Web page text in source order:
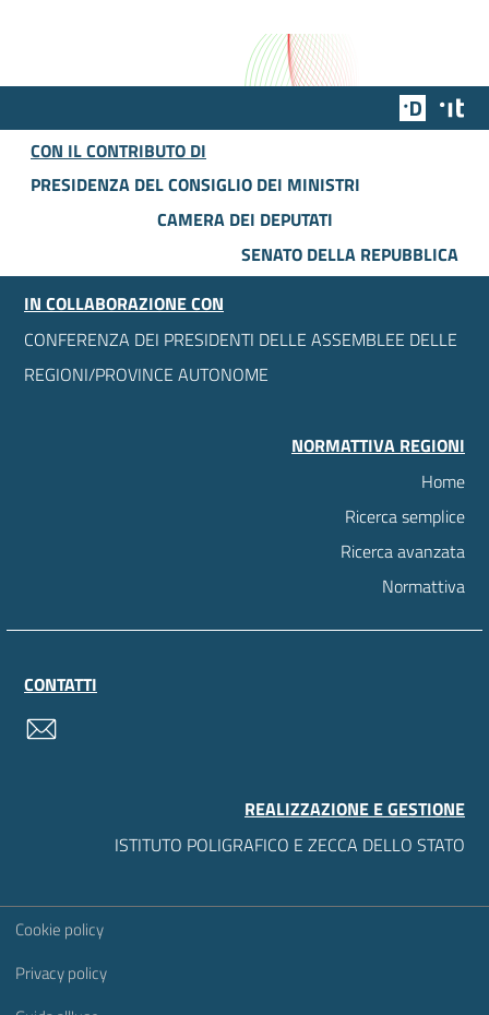
Team
CON IL CONTRIBUTO DI
PRESIDENZA DEL CONSIGLIO DEI MINISTRI
CAMERA DEI DEPUTATI
SENATO DELLA REPUBBLICA
IN COLLABORAZIONE CON
CONFERENZA DEI PRESIDENTI DELLE ASSEMBLEE DELLE
REGIONI/PROVINCE AUTONOME
NORMATTIVA REGIONI
Home
Ricerca semplice
Ricerca avanzata
Normattiva
CONTATTI
REALIZZAZIONE E GESTIONE
ISTITUTO POLIGRAFICO E ZECCA DELLO STATO
Sezione Link Utili
Cookie policy
Privacy policy